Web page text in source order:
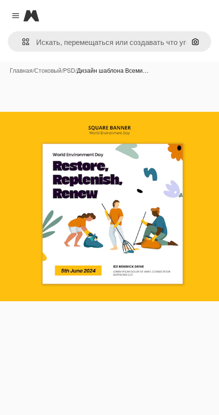
Close menu
Magnific
Поиск
Главная/Стоковый/PSD/Дизайн шаблона Всеми…